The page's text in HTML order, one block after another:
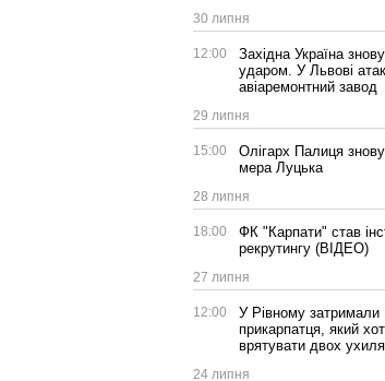
30 липня
12:00
Західна Україна
ударом. У Львові
авіаремонтний завод
29 липня
15:00
Олігарх Палиця
мера Луцька
28 липня
18:00
ФК "Карпати" став
рекрутингу (ВІДЕО)
27 липня
12:00
У Рівному затримали
прикарпатця, який
врятувати двох
24 липня